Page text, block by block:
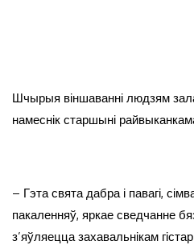
Шчырыя віншаванні людзям
намеснік старшыні
– Гэта свята дабра і павагі,
пакаленняў, яркае сведчанне
з’яўляецца захавальнікам